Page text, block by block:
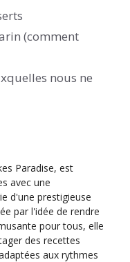
(comment
nous ne
Paradise, est
avec une
d'une prestigieuse
par l'idée de rendre
pour tous, elle
des recettes
aux rythmes